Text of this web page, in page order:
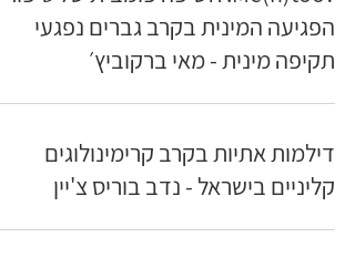
הפגיעה המינית בקרב גברים נפגעי
תקיפה מינית - מאי ברקוביץ׳
דילמות אתיות בקרב קרימינולוגים
קליניים בישראל - נדב בוריס צ'יין